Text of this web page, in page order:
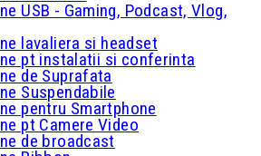
USB - Gaming, Podcast, Vlog,
lavaliera si headset
pt instalatii si conferinta
de Suprafata
Suspendabile
pentru Smartphone
pt Camere Video
de broadcast